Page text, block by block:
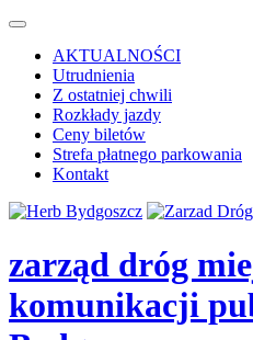
AKTUALNOŚCI
Utrudnienia
Z ostatniej chwili
Rozkłady jazdy
Ceny biletów
Strefa płatnego parkowania
Kontakt
zarząd dróg
komunikacji